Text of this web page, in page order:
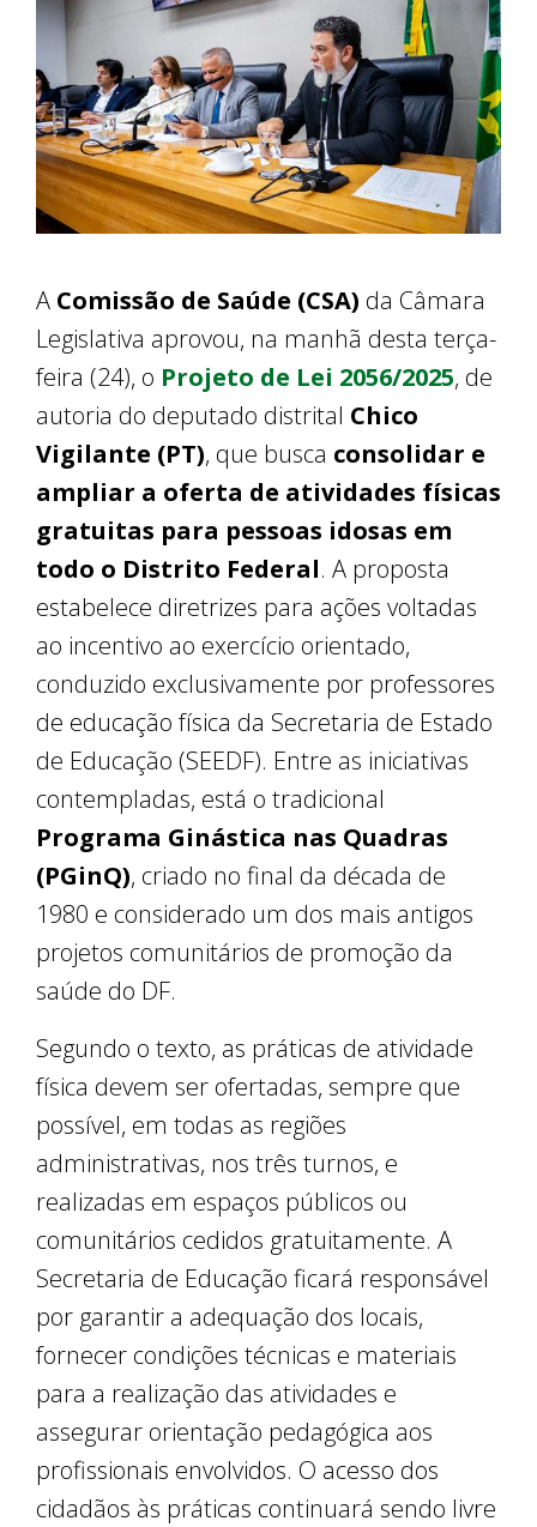
A Comissão de Saúde (CSA) da Câmara
Legislativa aprovou, na manhã desta terça-
feira (24), o Projeto de Lei 2056/2025, de
autoria do deputado distrital Chico
Vigilante (PT), que busca consolidar e
ampliar a oferta de atividades físicas
gratuitas para pessoas idosas em
todo o Distrito Federal. A proposta
estabelece diretrizes para ações voltadas
ao incentivo ao exercício orientado,
conduzido exclusivamente por professores
de educação física da Secretaria de Estado
de Educação (SEEDF). Entre as iniciativas
contempladas, está o tradicional
Programa Ginástica nas Quadras
(PGinQ), criado no final da década de
1980 e considerado um dos mais antigos
projetos comunitários de promoção da
saúde do DF.
Segundo o texto, as práticas de atividade
física devem ser ofertadas, sempre que
possível, em todas as regiões
administrativas, nos três turnos, e
realizadas em espaços públicos ou
comunitários cedidos gratuitamente. A
Secretaria de Educação ficará responsável
por garantir a adequação dos locais,
fornecer condições técnicas e materiais
para a realização das atividades e
assegurar orientação pedagógica aos
profissionais envolvidos. O acesso dos
cidadãos às práticas continuará sendo livre